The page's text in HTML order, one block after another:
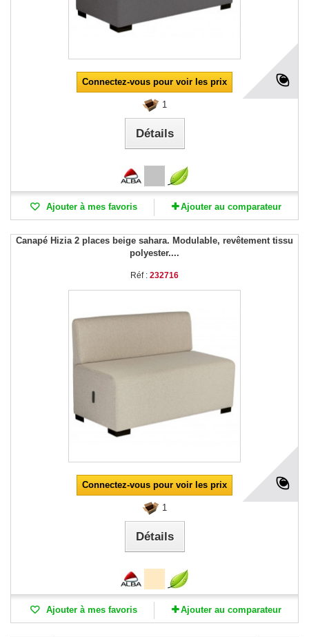
Connectez-vous pour voir les prix
1
Détails
Ajouter à mes favoris Ajouter au comparateur
Canapé Hizia 2 places beige sahara. Modulable, revêtement tissu
polyester....
Réf : 232716
Connectez-vous pour voir les prix
1
Détails
Ajouter à mes favoris Ajouter au comparateur